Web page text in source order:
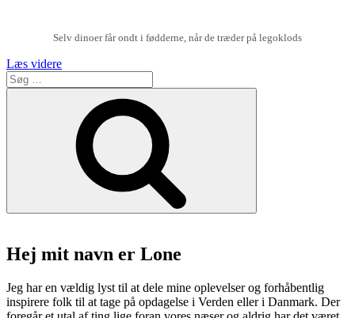
Selv dinoer får ondt i fødderne, når de træder på legoklods
Læs videre“Legohouse
Billund
voksne
kan
også
være
klodsede”
Søg
efter:
Hej mit navn er Lone
Jeg har en vældig lyst til at dele mine oplevelser og forhåbentlig
inspirere folk til at tage på opdagelse i Verden eller i Danmark. Der